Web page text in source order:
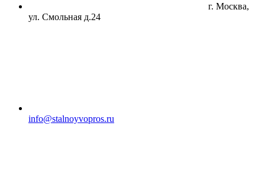
г. Москва,
ул. Смольная д.24
info@stalnoyvopros.ru